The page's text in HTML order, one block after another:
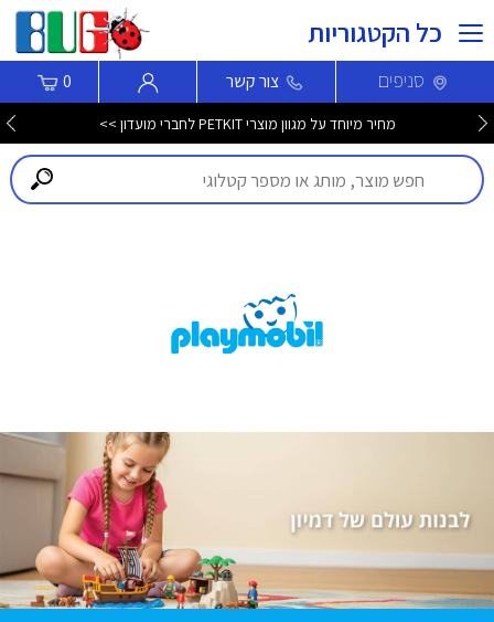
כל הקטגוריות
סניפים צור קשר 0
מחיר מיוחד על מגוון מוצרי PETKIT לחברי מועדון >>